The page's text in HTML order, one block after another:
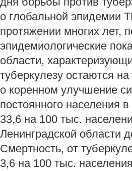
о глобальной эпидемии
протяжении многих лет,
эпидемиологические
области,
туберкулезу остаются
о коренном улучшение
постоянного населения
33,6 на 100 тыс.
Ленинградской области
Смертность, от
3,6 на 100 тыс.